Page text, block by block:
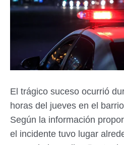
El trágico suceso ocurrió
horas del jueves en el
Según la información
el incidente tuvo lugar